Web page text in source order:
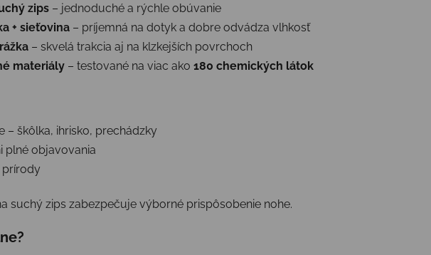
zips – jednoduché a rýchle obúvanie
+ sieťovina – príjemná na dotyk a dobre odvádza vlhkosť
– skvelá trakcia aj na klzkejších povrchoch
materiály – testované na viac ako 180 chemických látok
– škôlka, ihrisko, prechádzky
plné objavovania
prírody
suchý zips zabezpečuje výborné prispôsobenie nohe.